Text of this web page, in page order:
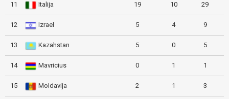
11 Italija 19 10 29
12 Izrael 5 4 9
13 Kazahstan 5 0 5
14 Mavricius 0 1 1
15 Moldavija 2 1 3